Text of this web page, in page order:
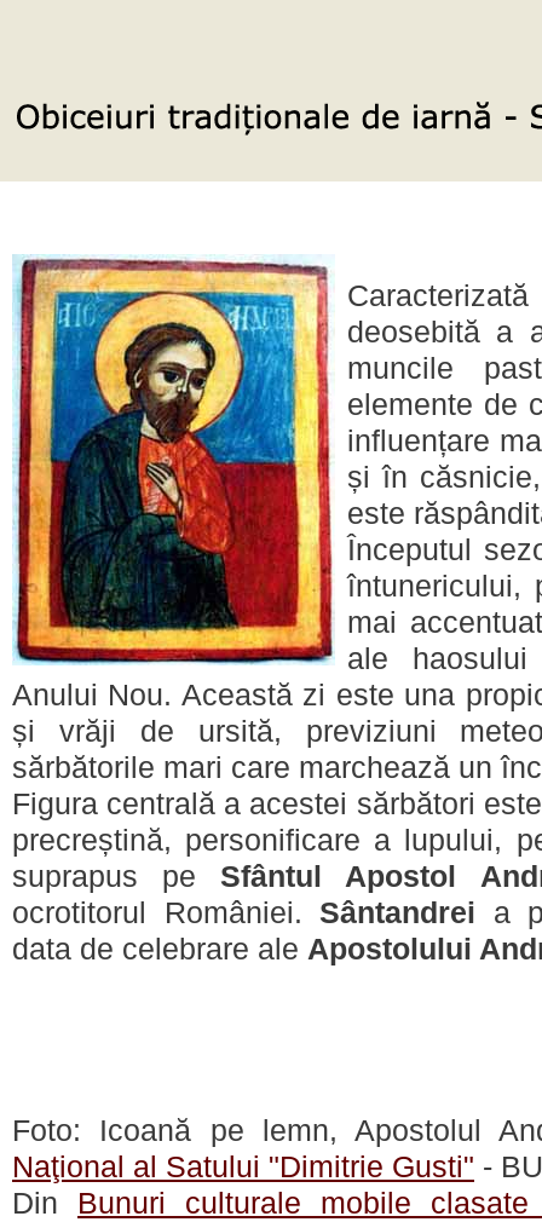
deosebită a
muncile
elemente de
influențare
și în
este
Începutul
întunericului,
mai
ale
Anului Nou. Această zi este una
și vrăji de ursită, previziuni
sărbătorile mari care marchează un
Figura centrală a acestei sărbători
precreștină, personificare a lupului,
suprapus pe Sfântul Apostol
ocrotitorul României. Sântandrei a
data de celebrare ale Apostolului
Foto: Icoană pe lemn, Apostolul
Naţional al Satului "Dimitrie Gusti" -
Din Bunuri culturale mobile